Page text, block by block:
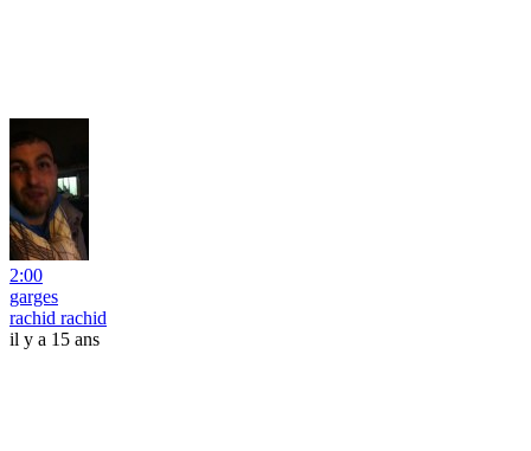
2:00
garges
rachid rachid
il y a 15 ans